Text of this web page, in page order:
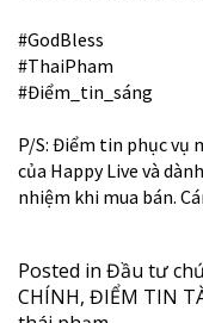
#GodBless
#ThaiPham
#Điểm_tin_sáng
P/S: Điểm tin phục vụ
của Happy Live và
nhiệm khi mua bán.
Posted in Đầu tư
CHÍNH, ĐIỂM TIN